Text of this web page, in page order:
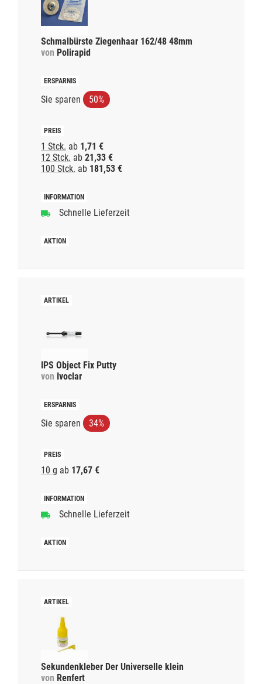
Schmalbürste Ziegenhaar 162/48 48mm
von Polirapid
Sie sparen 50%
1 Stck. ab 1,71 €
12 Stck. ab 21,33 €
100 Stck. ab 181,53 €
Schnelle Lieferzeit
IPS Object Fix Putty
von Ivoclar
Sie sparen 34%
10 g ab 17,67 €
Schnelle Lieferzeit
Sekundenkleber Der Universelle klein
von Renfert